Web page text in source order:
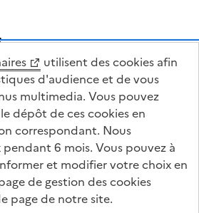
info.gouv.fr
data.gouv.fr
utilisent des cookies afin
d'audience et de vous
multimedia. Vous pouvez
dépôt de ces cookies en
correspondant. Nous
6 mois. Vous pouvez à
et modifier votre choix en
de gestion des cookies
page de notre site.